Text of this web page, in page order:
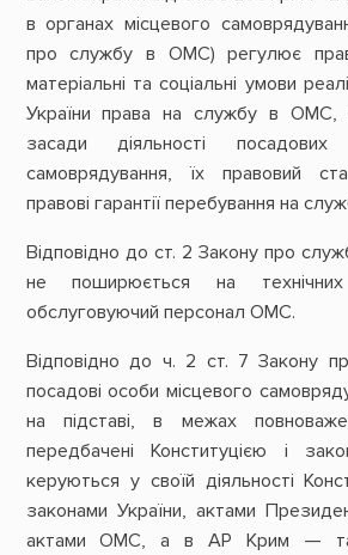
в органах місцевого
про службу в ОМС) регулює
матеріальні та соціальні умови
України права на службу в ОМС,
засади діяльності посадових
самоврядування, їх правовий
правові гарантії перебування на
Відповідно до ст. 2 Закону про
не поширюється на технічних
обслуговуючий персонал ОМС.
Відповідно до ч. 2 ст. 7 Закону
посадові особи місцевого
на підставі, в межах
передбачені Конституцією і
керуються у своїй діяльності
законами України, актами
актами ОМС, а в АР Крим —